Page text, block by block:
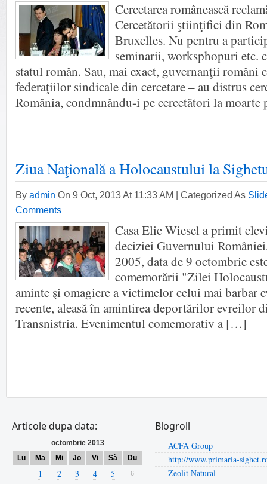
Cercetarea românească
Cercetătorii ştiinţifici din
Bruxelles. Nu pentru a
seminarii, worksphopuri etc.
statul român. Sau, mai exact, guvernanţii români
federaţiilor sindicale din cercetare – au distrus
România, condmnându-i pe cercetători la
Ziua Naţională a Holocaustului la
By admin On 9 Oct, 2013 At 11:33 AM | Categorized As
Comments
Casa Elie Wiesel a primit
deciziei Guvernului
2005, data de 9 octombrie
comemorării "Zilei
aminte şi omagiere a victimelor celui mai barbar
recente, aleasă în amintirea deportărilor evreilor
Transnistria. Evenimentul comemorativ a […]
Articole dupa data:
octombrie 2013
Lu
Ma Mi Jo Vi Sâ Du
1 2 3 4 5 6
Blogroll
ACFA Group
http://www.primaria-
Zeolit Natural